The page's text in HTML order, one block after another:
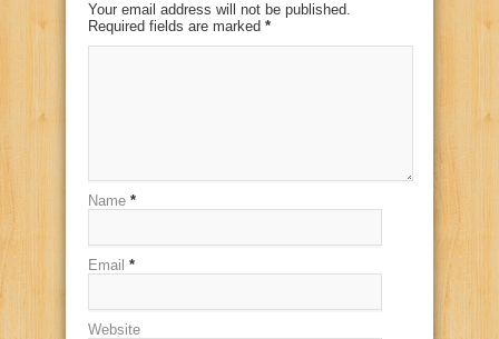
Your email address will not be published.
Required fields are marked *
Name *
Email *
Website